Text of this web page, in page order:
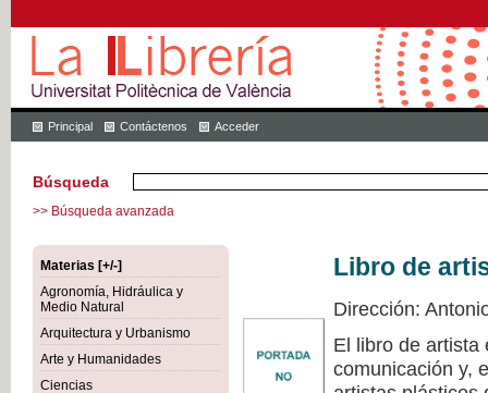
Principal Contáctenos Acceder
Búsqueda
>> Búsqueda avanzada
Materias [+/-]
Agronomía, Hidráulica y
Medio Natural
Arquitectura y Urbanismo
Arte y Humanidades
Ciencias
Libro de
Dirección:
El libro de artista
comunicación y,